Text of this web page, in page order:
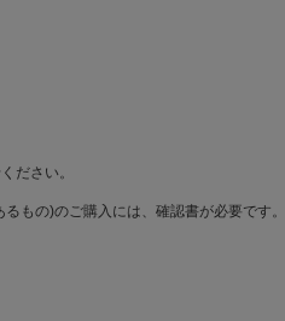
ださい。
もの)のご購入には、確認書が必要です。